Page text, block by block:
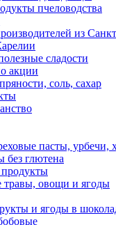
пчеловодства
из
сладости
акции
соль, сахар
пасты, урбечи,
без глютена
овощи и ягоды
и ягоды в